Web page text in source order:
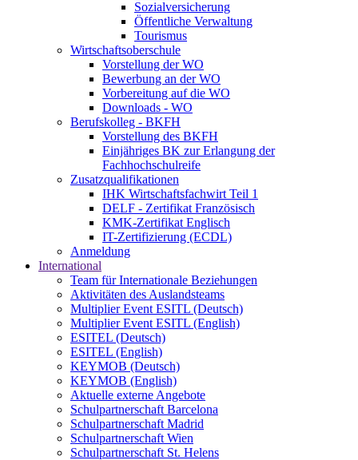
Sozialversicherung
Öffentliche Verwaltung
Tourismus
Wirtschaftsoberschule
Vorstellung der WO
Bewerbung an der WO
Vorbereitung auf die WO
Downloads - WO
Berufskolleg - BKFH
Vorstellung des BKFH
Einjähriges BK zur Erlangung der
Fachhochschulreife
Zusatzqualifikationen
IHK Wirtschaftsfachwirt Teil 1
DELF - Zertifikat Französisch
KMK-Zertifikat Englisch
IT-Zertifizierung (ECDL)
Anmeldung
International
Team für Internationale Beziehungen
Aktivitäten des Auslandsteams
Multiplier Event ESITL (Deutsch)
Multiplier Event ESITL (English)
ESITEL (Deutsch)
ESITEL (English)
KEYMOB (Deutsch)
KEYMOB (English)
Aktuelle externe Angebote
Schulpartnerschaft Barcelona
Schulpartnerschaft Madrid
Schulpartnerschaft Wien
Schulpartnerschaft St. Helens